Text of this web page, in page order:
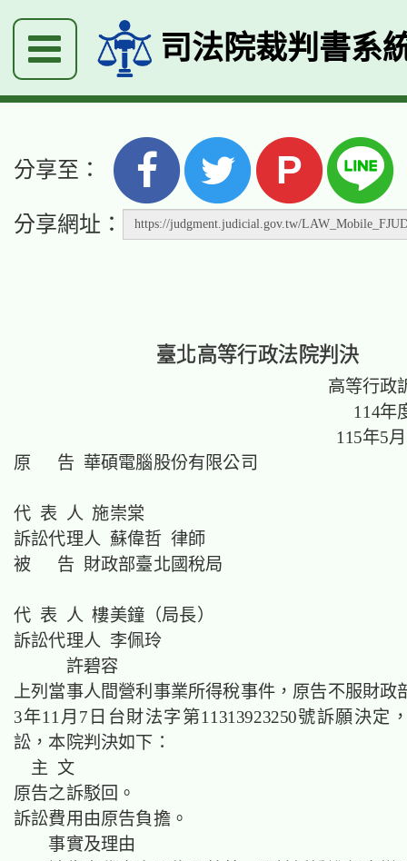
司法院裁判書系
分享至： P
分享網址：
臺北高等行政法院判決
高等行政
114年
115年5
原 告 華碩電腦股份有限公司
代 表 人 施崇棠
訴訟代理人 蘇偉哲 律師
被 告 財政部臺北國稅局
代 表 人 樓美鐘（局長）
訴訟代理人 李佩玲
許碧容
上列當事人間營利事業所得稅事件，原告不服財政
3年11月7日台財法字第11313923250號訴願決定
訟，本院判決如下：
主 文
原告之訴駁回。
訴訟費用由原告負擔。
事實及理由